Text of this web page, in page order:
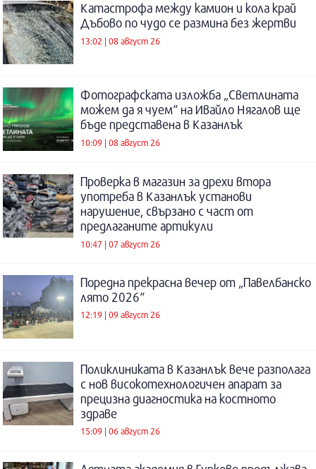
Катастрофа между камион и кола край
Дъбово по чудо се размина без жертви
13:02 | 08 август 26
Фотографската изложба „Светлината
можем да я чуем“ на Ивайло Нягалов ще
бъде представена в Казанлък
10:09 | 08 август 26
Проверка в магазин за дрехи втора
употреба в Казанлък установи
нарушение, свързано с част от
предлаганите артикули
10:47 | 07 август 26
Поредна прекрасна вечер от „Павелбанско
лято 2026“
12:19 | 09 август 26
Поликлиниката в Казанлък вече разполага
с нов високотехнологичен апарат за
прецизна диагностика на костното
здраве
15:09 | 06 август 26